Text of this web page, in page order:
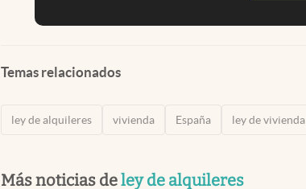
Temas relacionados
ley de alquileres vivienda España ley de vivienda
Más noticias deley de alquileres